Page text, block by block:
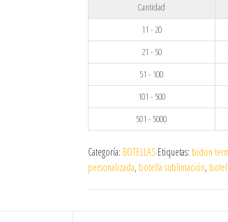
Cantidad
11 - 20
21 - 50
51 - 100
101 - 500
501 - 5000
Categoría: BOTELLAS Etiquetas: bidon
personalizada, botella sublimación,